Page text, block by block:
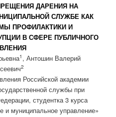
ДАРЕНИЯ НА
СЛУЖБЕ КАК
ПРОФИЛАКТИКИ И
В СФЕРЕ ПУБЛИЧНОГО
1 , Антошин Валерий
2
Российской академии
службы при
студентка 3 курса
и муниципальное управление»